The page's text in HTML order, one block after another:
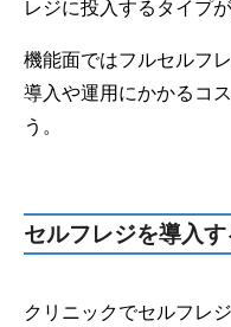
レジに投入するタイプ
機能面ではフルセルフ
導入や運用にかかるコ
う。
セルフレジを導入
クリニックでセルフレ